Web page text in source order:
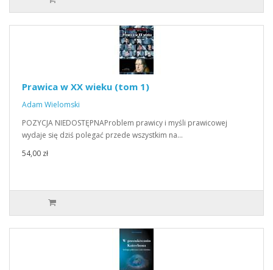
Prawica w XX wieku (tom 1)
Adam Wielomski
POZYCJA NIEDOSTĘPNAProblem prawicy i myśli prawicowej
wydaje się dziś polegać przede wszystkim na…
54,00 zł